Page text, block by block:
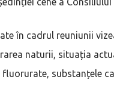
în cadrul reuniunii
naturii, situația
fluorurate, substanțele